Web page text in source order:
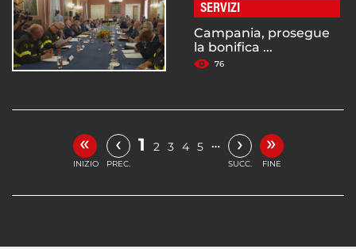
SERVIZI
Campania, prosegue
la bonifica ...
76
«
INIZIO
‹
PREC.
1 2 3 4 5 … ›
SUCC.
»
FINE